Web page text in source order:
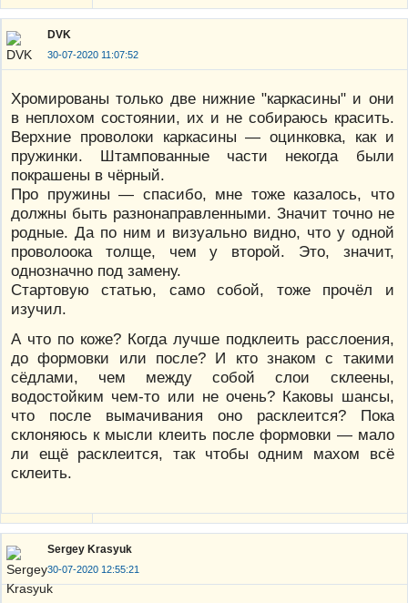
DVK
30-07-2020 11:07:52
Хромированы только две нижние "каркасины" и они
в неплохом состоянии, их и не собираюсь красить.
Верхние проволоки каркасины — оцинковка, как и
пружинки. Штампованные части некогда были
покрашены в чёрный.
Про пружины — спасибо, мне тоже казалось, что
должны быть разнонаправленными. Значит точно не
родные. Да по ним и визуально видно, что у одной
проволоока толще, чем у второй. Это, значит,
однозначно под замену.
Стартовую статью, само собой, тоже прочёл и
изучил.
А что по коже? Когда лучше подклеить расслоения,
до формовки или после? И кто знаком с такими
сёдлами, чем между собой слои склеены,
водостойким чем-то или не очень? Каковы шансы,
что после вымачивания оно расклеится? Пока
склоняюсь к мысли клеить после формовки — мало
ли ещё расклеится, так чтобы одним махом всё
склеить.
Sergey Krasyuk
30-07-2020 12:55:21